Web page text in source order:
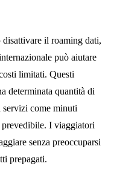
disattivare il roaming dati,
può aiutare
limitati. Questi
determinata quantità di
come minuti
prevedibile. I viaggiatori
senza preoccuparsi
prepagati.